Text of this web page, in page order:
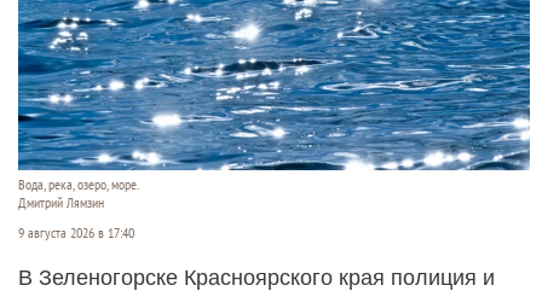
Вода, река, озеро, море.
Дмитрий Лямзин
9 августа 2026 в 17:40
В Зеленогорске Красноярского края полиция и